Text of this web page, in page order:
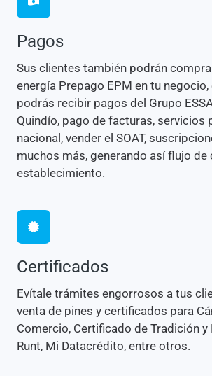
Pagos
Sus clientes también podrán
energía Prepago EPM en tu negocio,
podrás recibir pagos del Grupo
Quindío, pago de facturas, servicios
nacional, vender el SOAT,
muchos más, generando así flujo de
establecimiento.
Certificados
Evítale trámites engorrosos a tus
venta de pines y certificados para
Comercio, Certificado de Tradición y
Runt, Mi Datacrédito, entre otros.